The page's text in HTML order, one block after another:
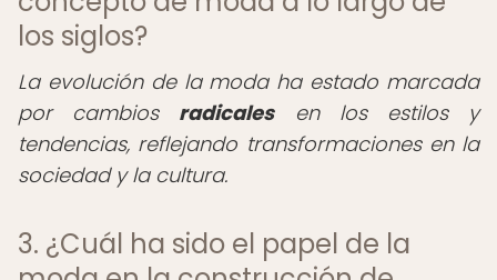
los siglos?
La evolución de la moda ha estado marcada
por cambios radicalesen los estilos y
tendencias, reflejando transformaciones en la
sociedad y la cultura.
3. ¿Cuál ha sido el papel de la